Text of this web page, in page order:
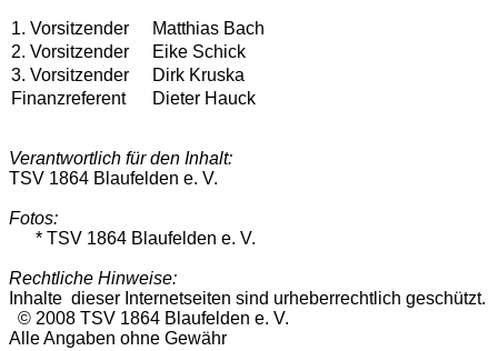
1. Vorsitzender
Matthias Bach
2. Vorsitzender
Eike Schick
3. Vorsitzender
Dirk Kruska
Finanzreferent
Dieter Hauck
Verantwortlich für den Inhalt:
TSV 1864 Blaufelden e. V.
Fotos:
* TSV 1864 Blaufelden e. V.
Rechtliche Hinweise:
Inhalte dieser Internetseiten sind urheberrechtlich geschützt.
© 2008 TSV 1864 Blaufelden e. V.
Alle Angaben ohne Gewähr